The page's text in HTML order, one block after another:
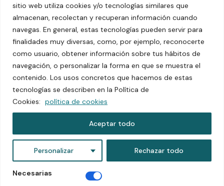
sitio web utiliza cookies y/o tecnologías similares que
almacenan, recolectan y recuperan información cuando
navegas. En general, estas tecnologías pueden servir para
finalidades muy diversas, como, por ejemplo, reconocerte
como usuario, obtener información sobre tus hábitos de
navegación, o personalizar la forma en que se muestra el
contenido. Los usos concretos que hacemos de estas
tecnologías se describen en la Política de
Cookies: política de cookies
Personalizar Rechazar todo
Aceptar todo
Necesarias
políticas de sagrilaft
política de mascotas
política de cookies
términos y condiciones
superintendencia de industria y comercio
DIRECCIÓN KM 2.5 VÍA CHÍA – CAJICÁ
© 2024 todos los derechos reservados.